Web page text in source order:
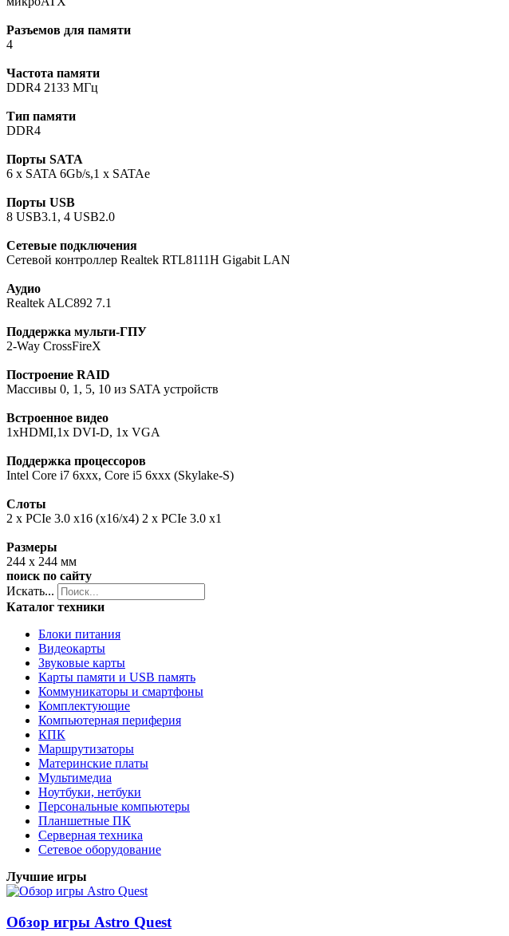
Разъемов для памяти
4
Частота памяти
DDR4 2133 МГц
Тип памяти
DDR4
Порты SATA
6 x SATA 6Gb/s,1 x SATAe
Порты USB
8 USB3.1, 4 USB2.0
Сетевые подключения
Сетевой контроллер Realtek RTL8111H Gigabit LAN
Аудио
Realtek ALC892 7.1
Поддержка мульти-ГПУ
2-Way CrossFireX
Построение RAID
Массивы 0, 1, 5, 10 из SATA устройств
Встроенное видео
1xHDMI,1x DVI-D, 1x VGA
Поддержка процессоров
Intel Core i7 6xxx, Core i5 6xxx (Skylake-S)
Слоты
2 x PCIe 3.0 x16 (x16/x4) 2 x PCIe 3.0 x1
Размеры
244 х 244 мм
поиск по сайту
Искать...
Каталог техники
Блоки питания
Видеокарты
Звуковые карты
Карты памяти и USB память
Коммуникаторы и смартфоны
Комплектующие
Компьютерная периферия
КПК
Маршрутизаторы
Материнские платы
Мультимедиа
Ноутбуки, нетбуки
Персональные компьютеры
Планшетные ПК
Серверная техника
Сетевое оборудование
Лучшие игры
Обзор игры Astro Quest